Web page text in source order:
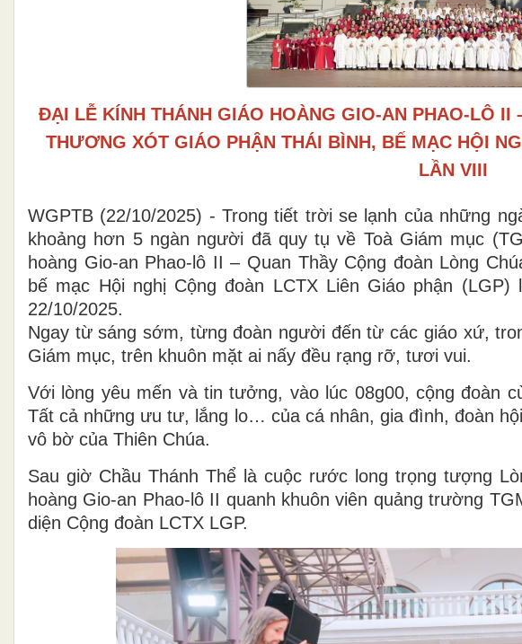
ĐẠI LỄ KÍNH THÁNH GIÁO HOÀNG GIO-AN PHAO-LÔ II
THƯƠNG XÓT GIÁO PHẬN THÁI BÌNH, BẾ MẠC HỘI
LẦN VIII
WGPTB (22/10/2025) - Trong tiết trời se lạnh của những
khoảng hơn 5 ngàn người đã quy tụ về Toà Giám mục
hoàng Gio-an Phao-lô II – Quan Thầy Cộng đoàn Lòng
bế mạc Hội nghị Cộng đoàn LCTX Liên Giáo phận
22/10/2025.
Ngay từ sáng sớm, từng đoàn người đến từ các giáo xứ,
Giám mục, trên khuôn mặt ai nấy đều rạng rỡ, tươi vui.
Với lòng yêu mến và tin tưởng, vào lúc 08g00, cộng đoàn
Tất cả những ưu tư, lắng lo… của cá nhân, gia đình, đoàn
vô bờ của Thiên Chúa.
Sau giờ Chầu Thánh Thể là cuộc rước long trọng tượng
hoàng Gio-an Phao-lô II quanh khuôn viên quảng trường
diện Cộng đoàn LCTX LGP.